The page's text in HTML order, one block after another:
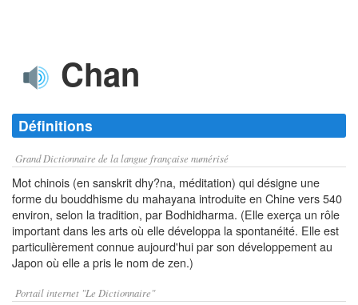
Chan
Définitions
Grand Dictionnaire de la langue française numérisé
Mot chinois (en sanskrit dhy?na, méditation) qui désigne une
forme du bouddhisme du mahayana introduite en Chine vers 540
environ, selon la tradition, par Bodhidharma. (Elle exerça un rôle
important dans les arts où elle développa la spontanéité. Elle est
particulièrement connue aujourd'hui par son développement au
Japon où elle a pris le nom de zen.)
Portail internet "Le Dictionnaire"